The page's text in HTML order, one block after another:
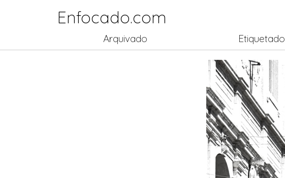
Enfocado.com
Arquivado Etiquetado